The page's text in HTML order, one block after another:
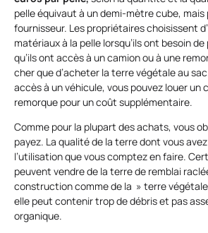
pelle équivaut à un demi-mètre cube, mais
fournisseur. Les propriétaires choisissent
matériaux à la pelle lorsqu’ils ont besoin
qu’ils ont accès à un camion ou à une
cher que d’acheter la terre végétale au
accès à un véhicule, vous pouvez louer un
remorque pour un coût supplémentaire.
Comme pour la plupart des achats, vous
payez. La qualité de la terre dont vous
l’utilisation que vous comptez en faire.
peuvent vendre de la terre de remblai
construction comme de la » terre
elle peut contenir trop de débris et pas
organique.